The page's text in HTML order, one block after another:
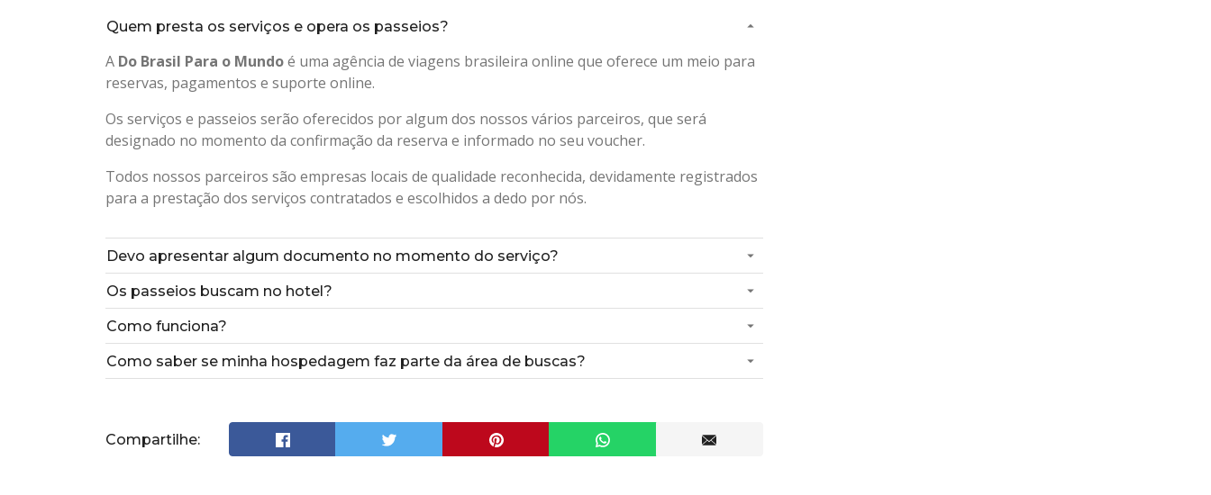
Quem presta os serviços e opera os passeios?
A Do Brasil Para o Mundoé uma agência de viagens brasileira online que oferece um meio para
reservas, pagamentos e suporte online.
Os serviços e passeios serão oferecidos por algum dos nossos vários parceiros, que será
designado no momento da confirmação da reserva e informado no seu voucher.
Todos nossos parceiros são empresas locais de qualidade reconhecida, devidamente registrados
para a prestação dos serviços contratados e escolhidos a dedo por nós.
Devo apresentar algum documento no momento do serviço?
Os passeios buscam no hotel?
Como funciona?
Como saber se minha hospedagem faz parte da área de buscas?
Compartilhe: